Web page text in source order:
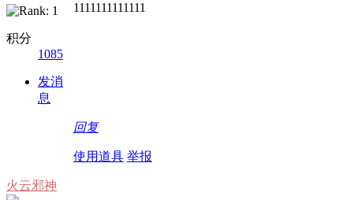
积分
1085
发消
息
1111111111111
回复
使用道具 举报
火云邪神